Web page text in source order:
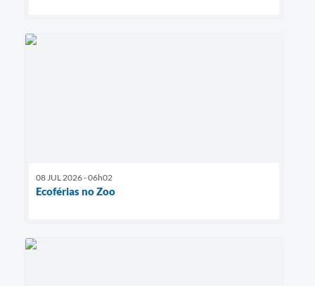
08 JUL 2026 - 06h02
Ecoférias no Zoo